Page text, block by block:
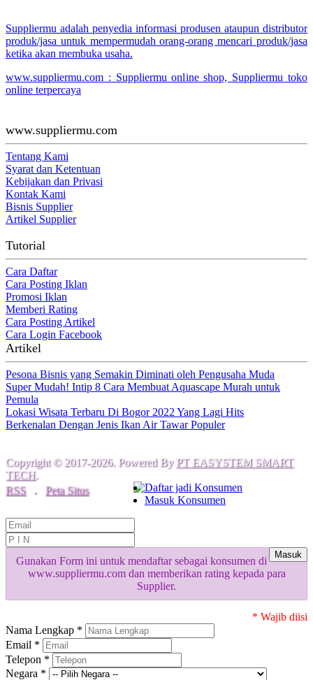
Suppliermu adalah penyedia informasi produsen ataupun distributor
produk/jasa untuk mempermudah orang-orang mencari produk/jasa
ketika akan membuka usaha.
www.suppliermu.com : Suppliermu online shop, Suppliermu toko
online terpercaya
www.suppliermu.com
Tentang Kami
Syarat dan Ketentuan
Kebijakan dan Privasi
Kontak Kami
Bisnis Supplier
Artikel Supplier
Tutorial
Cara Daftar
Cara Posting Iklan
Promosi Iklan
Memberi Rating
Cara Posting Artikel
Cara Login Facebook
Artikel
Pesona Bisnis yang Semakin Diminati oleh Pengusaha Muda
Super Mudah! Intip 8 Cara Membuat Aquascape Murah untuk
Pemula
Lokasi Wisata Terbaru Di Bogor 2022 Yang Lagi Hits
Berkenalan Dengan Jenis Ikan Air Tawar Populer
Copyright © 2017-2026. Powered By PT EASYSTEM SMART
TECH.
RSS
. Peta Situs
Daftar jadi Konsumen
Masuk Konsumen
Masuk
Gunakan Form ini untuk mendaftar sebagai konsumen di
www.suppliermu.com dan memberikan rating kepada para
Supplier.
* Wajib diisi
Nama Lengkap *
Email *
Telepon *
Negara *